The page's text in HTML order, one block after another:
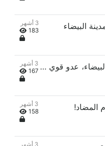
3 أشهر
183
الفصل 43: انهيار أوين، الوضع في المدينة البيضاء، عدو قوي آخر 3 أشهر
167
3 أشهر
158
3 أشهر